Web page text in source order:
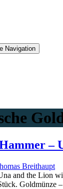
Navigation
–
Breithaupt
and the Lion
Goldmünze